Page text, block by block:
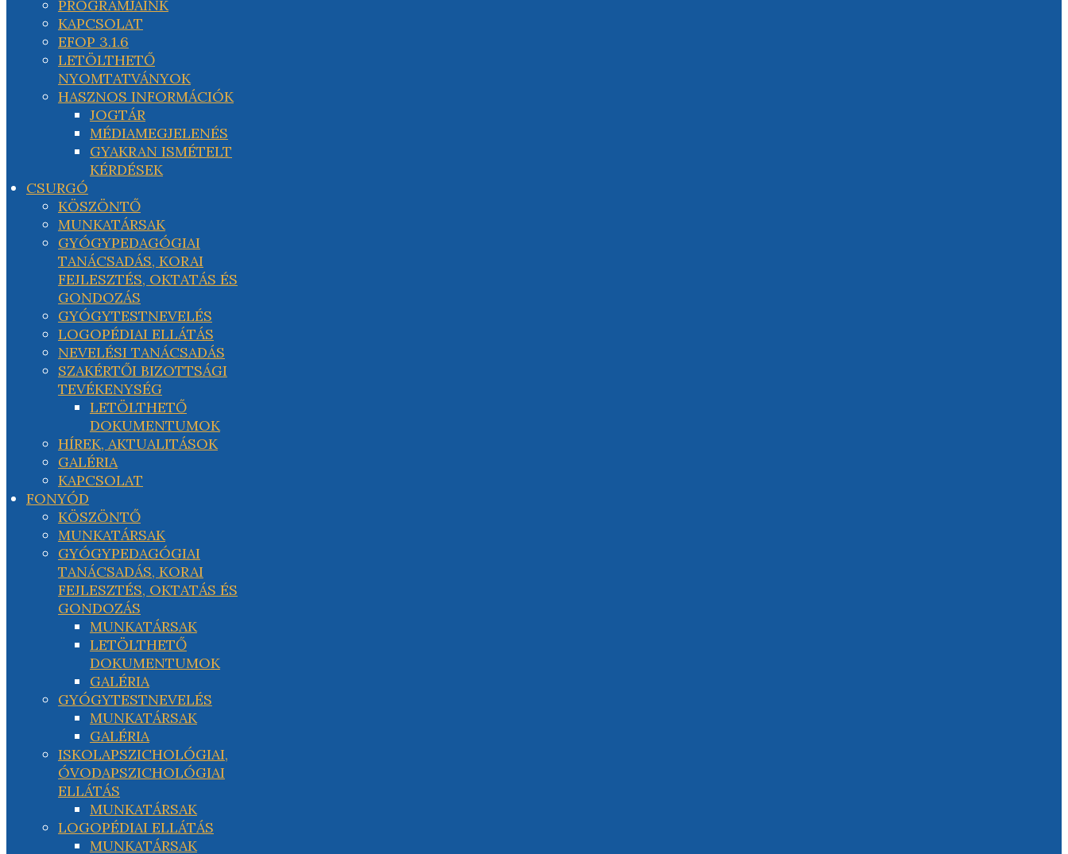
PROGRAMJAINK
KAPCSOLAT
EFOP 3.1.6
LETÖLTHETŐ
NYOMTATVÁNYOK
HASZNOS INFORMÁCIÓK
JOGTÁR
MÉDIAMEGJELENÉS
GYAKRAN ISMÉTELT
KÉRDÉSEK
CSURGÓ
KÖSZÖNTŐ
MUNKATÁRSAK
GYÓGYPEDAGÓGIAI
TANÁCSADÁS, KORAI
FEJLESZTÉS, OKTATÁS ÉS
GONDOZÁS
GYÓGYTESTNEVELÉS
LOGOPÉDIAI ELLÁTÁS
NEVELÉSI TANÁCSADÁS
SZAKÉRTŐI BIZOTTSÁGI
TEVÉKENYSÉG
LETÖLTHETŐ
DOKUMENTUMOK
HÍREK, AKTUALITÁSOK
GALÉRIA
KAPCSOLAT
FONYÓD
KÖSZÖNTŐ
MUNKATÁRSAK
GYÓGYPEDAGÓGIAI
TANÁCSADÁS, KORAI
FEJLESZTÉS, OKTATÁS ÉS
GONDOZÁS
MUNKATÁRSAK
LETÖLTHETŐ
DOKUMENTUMOK
GALÉRIA
GYÓGYTESTNEVELÉS
MUNKATÁRSAK
GALÉRIA
ISKOLAPSZICHOLÓGIAI,
ÓVODAPSZICHOLÓGIAI
ELLÁTÁS
MUNKATÁRSAK
LOGOPÉDIAI ELLÁTÁS
MUNKATÁRSAK